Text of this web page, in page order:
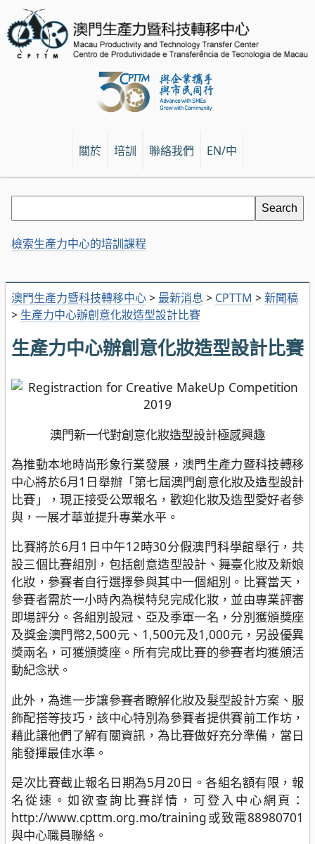
關於 培訓 聯絡我們 EN/中
澳門生產力暨科技轉移中心> 最新消息 > CPTTM >新聞稿
> 生產力中心辦創意化妝造型設計比賽
生產力中心辦創意化妝造型設計比賽
澳門新一代對創意化妝造型設計極感興趣
為推動本地時尚形象行業發展，澳門生產力暨科技轉移
中心將於6月1日舉辦「第七屆澳門創意化妝及造型設計
比賽」，現正接受公眾報名，歡迎化妝及造型愛好者參
與，一展才華並提升專業水平。
比賽將於6月1日中午12時30分假澳門科學館舉行，共
設三個比賽組別，包括創意造型設計、舞臺化妝及新娘
化妝，參賽者自行選擇參與其中一個組別。比賽當天，
參賽者需於一小時內為模特兒完成化妝，並由專業評審
即場評分。各組別設冠、亞及季軍一名，分別獲頒獎座
及獎金澳門幣2,500元、1,500元及1,000元，另設優異
獎兩名，可獲頒獎座。所有完成比賽的參賽者均獲頒活
動紀念狀。
此外，為進一步讓參賽者瞭解化妝及髮型設計方案、服
飾配搭等技巧，該中心特別為參賽者提供賽前工作坊，
藉此讓他們了解有關資訊，為比賽做好充分準備，當日
能發揮最佳水準。
是次比賽截止報名日期為5月20日。各組名額有限，報
名從速。如欲查詢比賽詳情，可登入中心網頁：
http://www.cpttm.org.mo/training或致電88980701
與中心職員聯絡。
檢索生產力中心的培訓課程